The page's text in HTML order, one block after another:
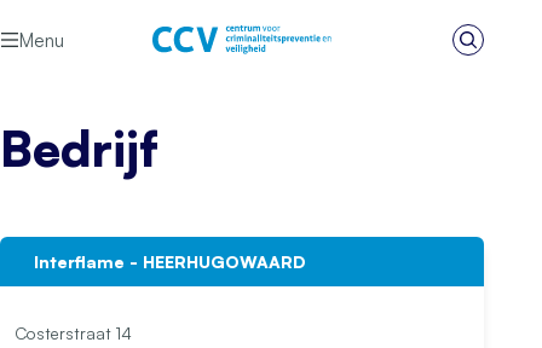
Menu
Zoeken
Bedrijf
Interflame - HEERHUGOWAARD
Costerstraat 14